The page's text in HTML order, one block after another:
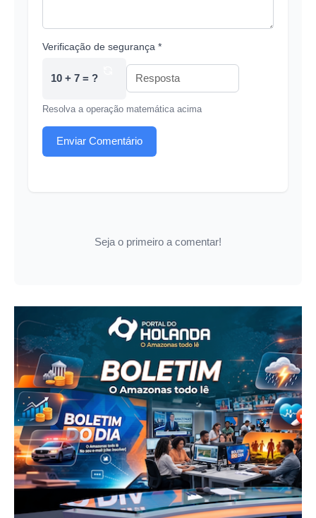
Verificação de segurança *
10 + 7 = ?
Resolva a operação matemática acima
Enviar Comentário
Seja o primeiro a comentar!